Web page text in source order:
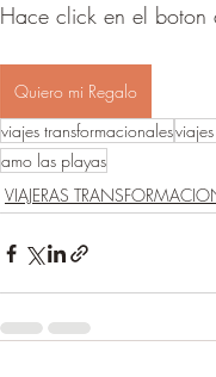
Hace click en el boton
Quiero mi Regalo
viajes transformacionales
amo las playas
VIAJERAS